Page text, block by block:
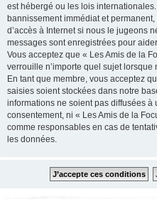
est hébergé ou les lois
bannissement immédiat et
d’accès à Internet si nous le jugeons
messages sont enregistrées pour
Vous acceptez que « Les Amis de la
verrouille n’importe quel sujet
En tant que membre, vous acceptez
saisies soient stockées dans notre
informations ne soient pas diffusées à
consentement, ni « Les Amis de la
comme responsables en cas de
les données.